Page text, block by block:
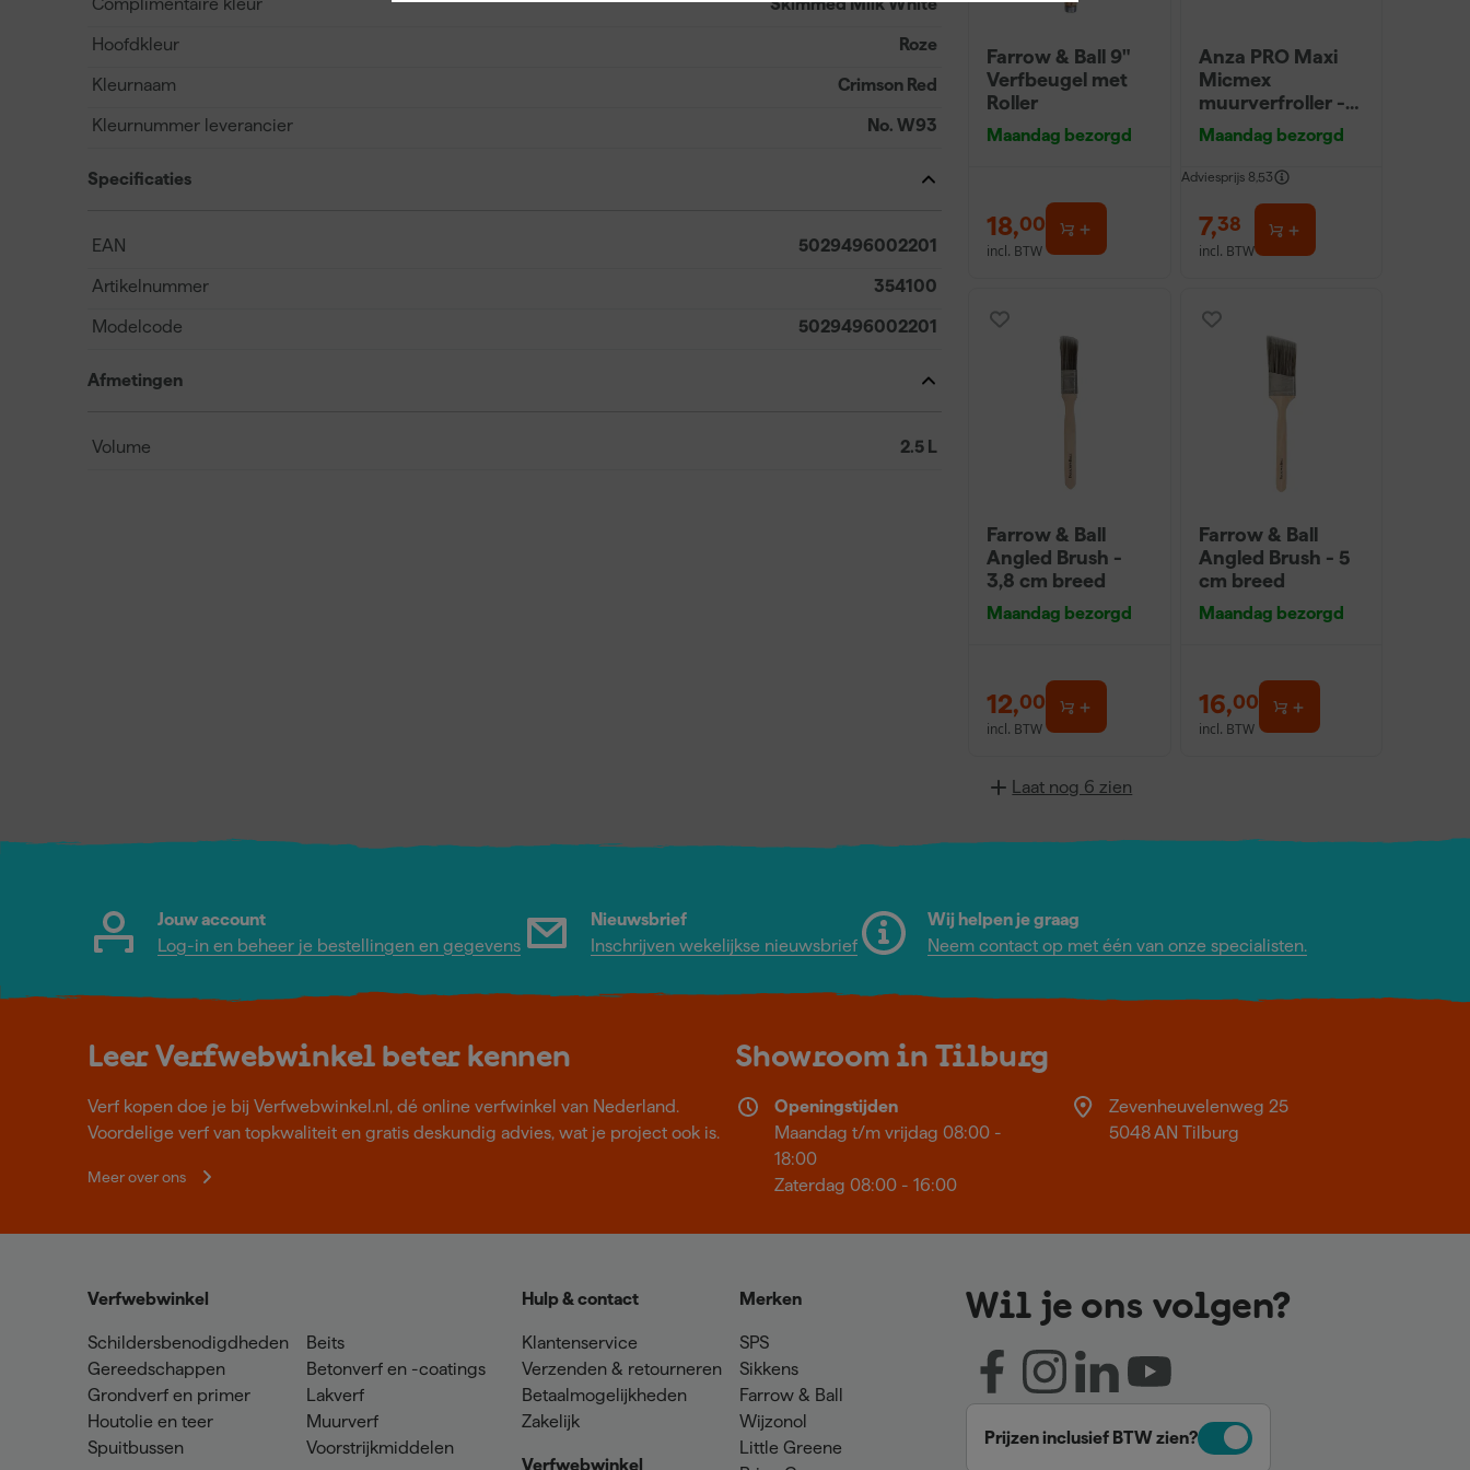
Complimentaire kleur Skimmed Milk White
Hoofdkleur Roze
Kleurnaam Crimson Red
Kleurnummer leverancier No. W93
Specificaties
EAN 5029496002201
Artikelnummer 354100
Modelcode 5029496002201
Afmetingen
Volume 2.5 L
Farrow & Ball 9"
Verfbeugel met
Roller
Maandag bezorgd
18,00
incl. BTW
Anza PRO Maxi
Micmex
muurverfroller -
18cm
Maandag bezorgd
Adviesprijs 8,53
7,38
incl. BTW
Farrow & Ball
Angled Brush -
3,8 cm breed
Maandag bezorgd
12,00
incl. BTW
Farrow & Ball
Angled Brush - 5
cm breed
Maandag bezorgd
16,00
incl. BTW
Laat nog 6 zien
Jouw account
Log-in en beheer je bestellingen en gegevens
Nieuwsbrief
Inschrijven wekelijkse nieuwsbrief
Wij helpen je graag
Neem contact op met één van onze specialisten.
Leer Verfwebwinkel beter kennen
Verf kopen doe je bij Verfwebwinkel.nl, dé online verfwinkel van Nederland.
Voordelige verf van topkwaliteit en gratis deskundig advies, wat je project ook is.
Meer over ons
Showroom in Tilburg
Openingstijden
Maandag t/m vrijdag 08:00 -
18:00
Zaterdag 08:00 - 16:00
Zevenheuvelenweg 25
5048 AN Tilburg
Verfwebwinkel
Schildersbenodigdheden
Gereedschappen
Grondverf en primer
Houtolie en teer
Spuitbussen
Beits
Betonverf en -coatings
Lakverf
Muurverf
Voorstrijkmiddelen
Hulp & contact
Klantenservice
Verzenden & retourneren
Betaalmogelijkheden
Zakelijk
Verfwebwinkel
Merken
SPS
Sikkens
Farrow & Ball
Wijzonol
Little Greene
Wil je ons volgen?
Prijzen inclusief BTW zien?